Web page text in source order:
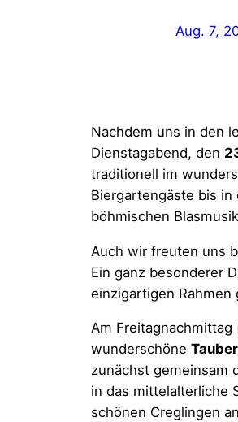
Aug. 7,
Nachdem uns in den
Dienstagabend, den
traditionell im
Biergartengäste bis
böhmischen
Auch wir freuten uns
Ein ganz besonderer
einzigartigen
Am Freitagnachmittag
wunderschöne
zunächst gemeinsam
in das mittelalterliche
schönen Creglingen